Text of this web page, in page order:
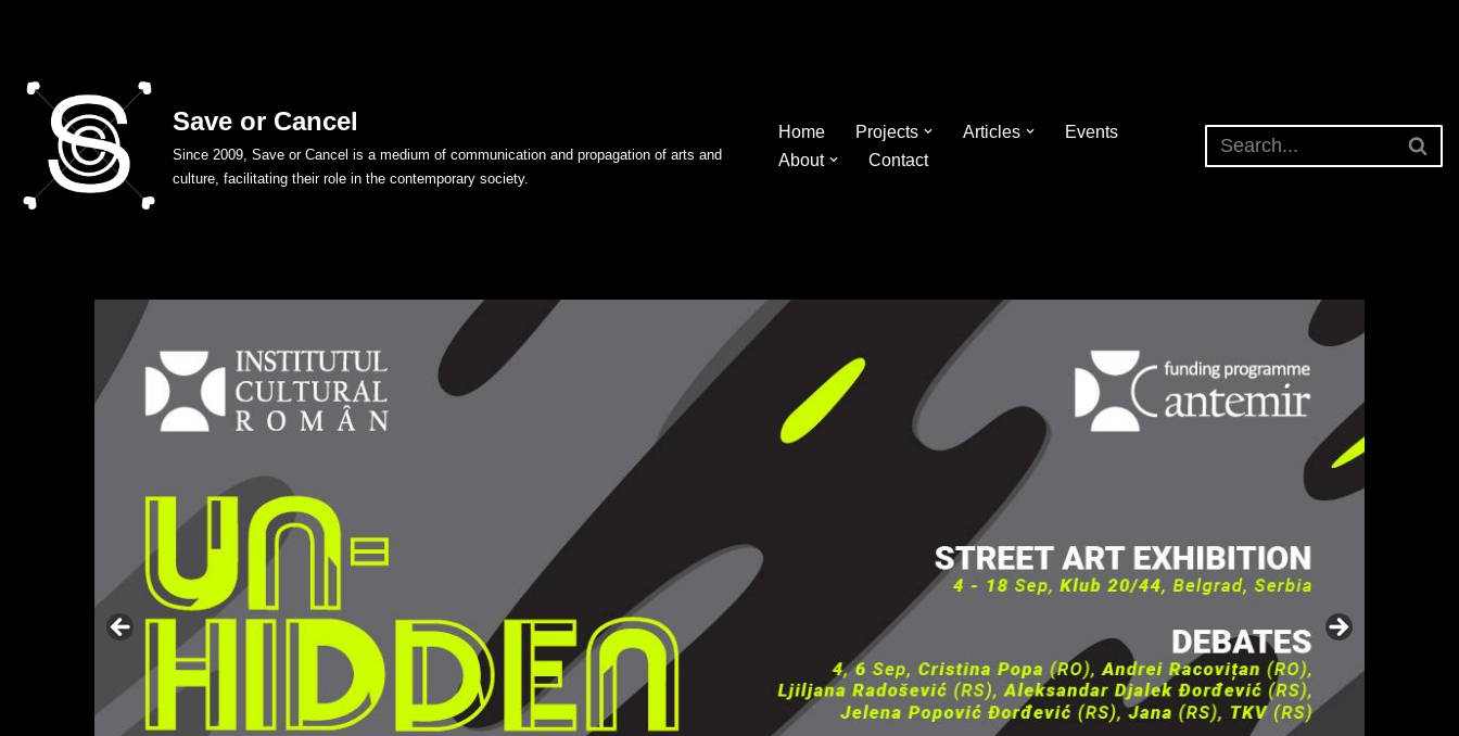
to
content
Save or Cancel
Since 2009, Save or Cancel is a medium of communication and propagation of arts and
culture, facilitating their role in the contemporary society.
Home Projects Articles
Events
About
Contact